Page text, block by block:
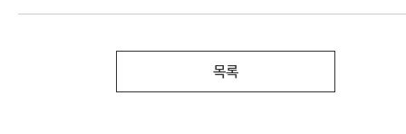
목록